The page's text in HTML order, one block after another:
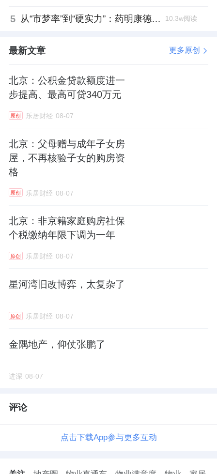
5 从“市梦率”到“硬实力”：药明康德如何用业绩填平2021年估值鸿沟？ 10.3w阅读
最新文章 更多原创
北京：公积金贷款额度进一
步提高、最高可贷340万元
原创 乐居财经 08-07
北京：父母赠与成年子女房
屋，不再核验子女的购房资
格
原创 乐居财经 08-07
北京：非京籍家庭购房社保
个税缴纳年限下调为一年
原创 乐居财经 08-07
星河湾旧改博弈，太复杂了
原创 乐居财经 08-07
金隅地产，仰仗张鹏了
进深 08-07
评论
点击下载App参与更多互动